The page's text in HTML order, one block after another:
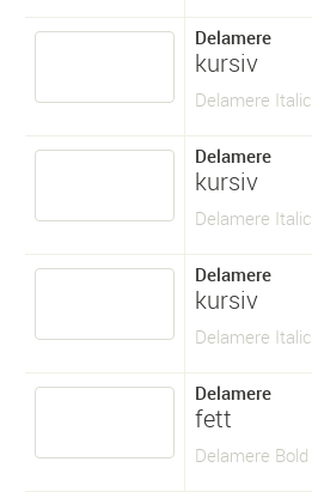
Delamere
kursiv
Delamere Italic
Delamere
kursiv
Delamere Italic
Delamere
kursiv
Delamere Italic
Delamere
fett
Delamere Bold